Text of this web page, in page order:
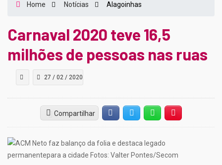
Home Notícias Alagoinhas
Carnaval 2020 teve 16,5
milhões de pessoas nas ruas
27 / 02 / 2020
Compartilhar FacebookTwitter Whatsapp